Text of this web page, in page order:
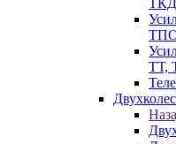
ТКД
ТТ,